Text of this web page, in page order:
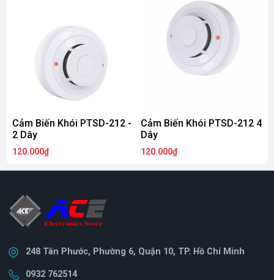
Cảm Biến Khói PTSD-212 -
2 Dây
120.000₫
Cảm Biến Khói PTSD-212 4
Dây
120.000₫
248 Tân Phước, Phường 6, Quận 10, TP. Hồ Chí Minh
0932 762514